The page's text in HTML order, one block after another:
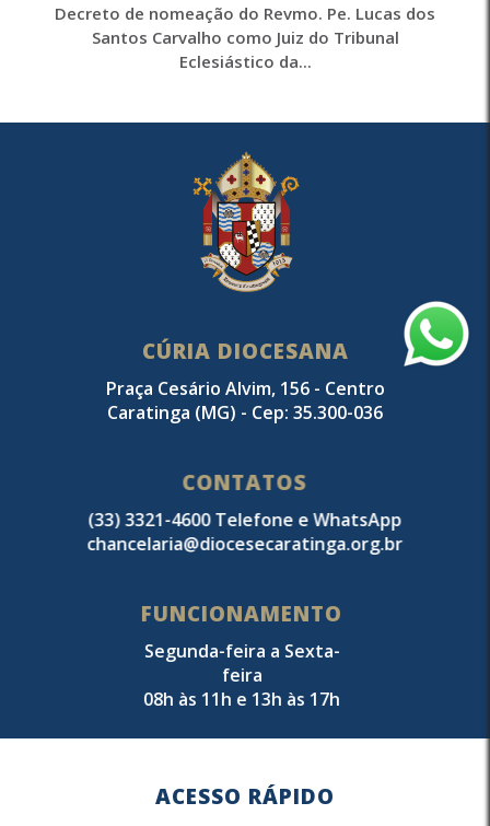
Decreto de nomeação do Revmo. Pe. Lucas dos
Santos Carvalho como Juiz do Tribunal
Eclesiástico da...
CÚRIA DIOCESANA
Praça Cesário Alvim, 156 - Centro
Caratinga (MG) - Cep: 35.300-036
CONTATOS
(33) 3321-4600 Telefone e WhatsApp
chancelaria@diocesecaratinga.org.br
FUNCIONAMENTO
Segunda-feira a Sexta-
feira
08h às 11h e 13h às 17h
ACESSO RÁPIDO